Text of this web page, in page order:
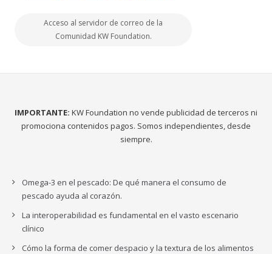
Acceso al servidor de correo de la
Comunidad KW Foundation.
IMPORTANTE: KW Foundation no vende publicidad de terceros ni
promociona contenidos pagos. Somos independientes, desde
siempre.
Omega-3 en el pescado: De qué manera el consumo de
pescado ayuda al corazón.
La interoperabilidad es fundamental en el vasto escenario
clínico
Cómo la forma de comer despacio y la textura de los alimentos